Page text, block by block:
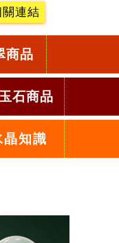
關連結
商品
石商品
知識